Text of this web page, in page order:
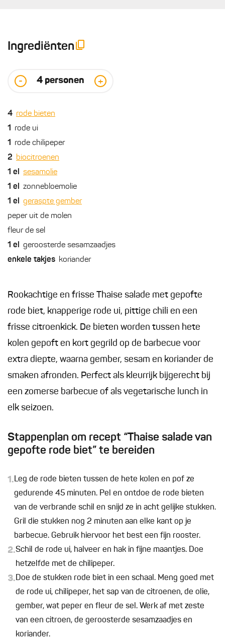
Ingrediënten
- 4 personen +
4 rode bieten
1 rode ui
1 rode chilipeper
2 biocitroenen
1 el sesamolie
1 el zonnebloemolie
1 el geraspte gember
peper uit de molen
fleur de sel
1 el geroosterde sesamzaadjes
enkele takjes koriander
Rookachtige en frisse Thaise salade met gepofte
rode biet, knapperige rode ui, pittige chili en een
frisse citroenkick. De bieten worden tussen hete
kolen gepoft en kort gegrild op de barbecue voor
extra diepte, waarna gember, sesam en koriander de
smaken afronden. Perfect als kleurrijk bijgerecht bij
een zomerse barbecue of als vegetarische lunch in
elk seizoen.
Stappenplan om recept “Thaise salade van
gepofte rode biet” te bereiden
1.Leg de rode bieten tussen de hete kolen en pof ze
gedurende 45 minuten. Pel en ontdoe de rode bieten
van de verbrande schil en snijd ze in acht gelijke stukken.
Gril die stukken nog 2 minuten aan elke kant op je
barbecue. Gebruik hiervoor het best een fijn rooster.
2.Schil de rode ui, halveer en hak in fijne maantjes. Doe
hetzelfde met de chilipeper.
3.Doe de stukken rode biet in een schaal. Meng goed met
de rode ui, chilipeper, het sap van de citroenen, de olie,
gember, wat peper en fleur de sel. Werk af met zeste
van een citroen, de geroosterde sesamzaadjes en
koriander.